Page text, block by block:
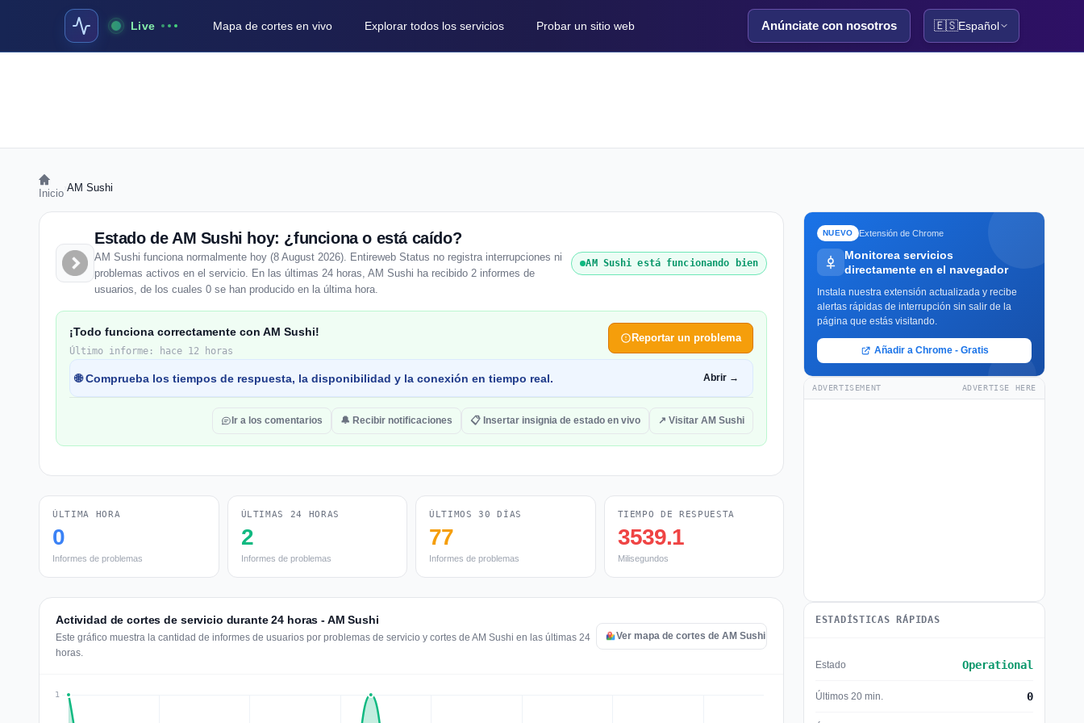
Live Mapa de cortes en vivo Explorar todos los servicios Probar un sitio web Anúnciate con nosotros 🇪🇸Español
Inicio AM Sushi
Estado de AM Sushi hoy: ¿funciona o está caído?
AM Sushi funciona normalmente hoy (8 August 2026). Entireweb Status no registra interrupciones ni
problemas activos en el servicio. En las últimas 24 horas, AM Sushi ha recibido 2 informes de
usuarios, de los cuales 0 se han producido en la última hora.
AM Sushi está funcionando bien
¡Todo funciona correctamente con AM Sushi!
Último informe: hace 12 horas
Reportar un problema
🌐 Comprueba los tiempos de respuesta, la disponibilidad y la conexión en tiempo real. Abrir →
Ir a los comentarios 🔔 Recibir notificaciones 📋 Insertar insignia de estado en vivo ↗ Visitar AM Sushi
ÚLTIMA HORA
0
Informes de problemas
ÚLTIMAS 24 HORAS
2
Informes de problemas
ÚLTIMOS 30 DÍAS
77
Informes de problemas
TIEMPO DE RESPUESTA
3539.1
Milisegundos
Actividad de cortes de servicio durante 24 horas - AM Sushi
Este gráfico muestra la cantidad de informes de usuarios por problemas de servicio y cortes de AM Sushi en las últimas 24
horas.
Ver mapa de cortes de AM Sushi
NUEVO Extensión de Chrome
Monitorea servicios
directamente en el navegador
Instala nuestra extensión actualizada y recibe
alertas rápidas de interrupción sin salir de la
página que estás visitando.
Añadir a Chrome - Gratis
ADVERTISEMENT ADVERTISE HERE
ESTADÍSTICAS RÁPIDAS
Estado Operational
Últimos 20 min. 0